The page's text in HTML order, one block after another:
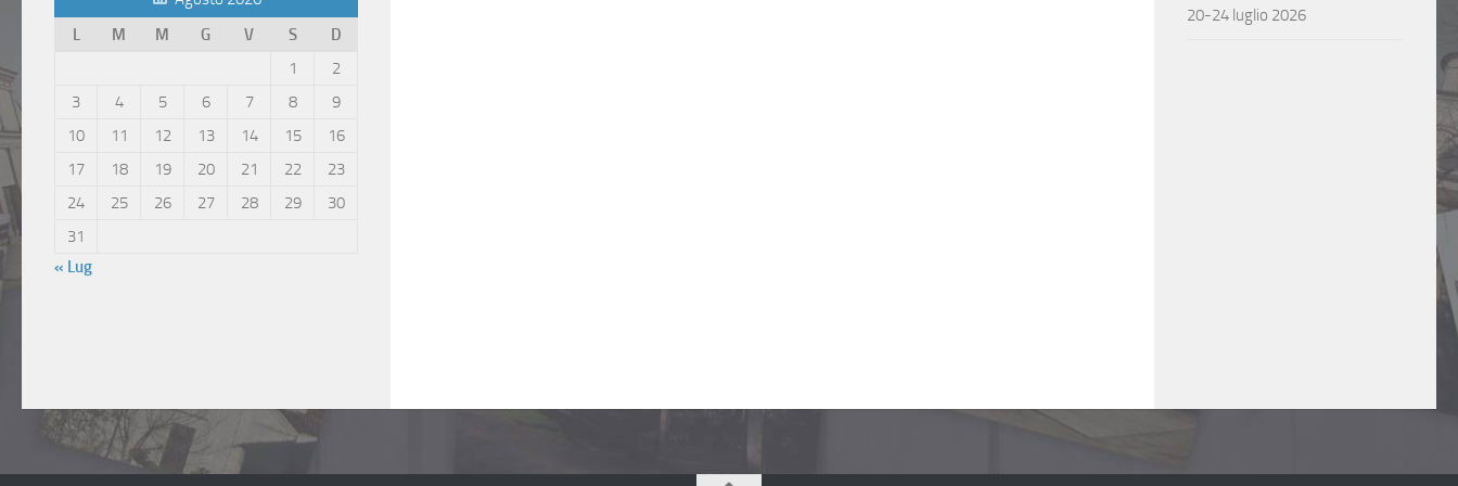
L
M M G V S
D
1
2
3
4 5 6 7 8
9
10
11 12 13 14 15
16
17
18 19 20 21 22
23
24
25 26 27 28 29
30
31
« Lug
20-24 luglio 2026